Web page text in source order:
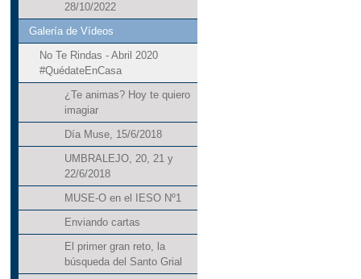
28/10/2022
Galería de Vídeos
No Te Rindas - Abril 2020
#QuédateEnCasa
¿Te animas? Hoy te quiero
imagiar
Día Muse, 15/6/2018
UMBRALEJO, 20, 21 y
22/6/2018
MUSE-O en el IESO Nº1
Enviando cartas
El primer gran reto, la
búsqueda del Santo Grial